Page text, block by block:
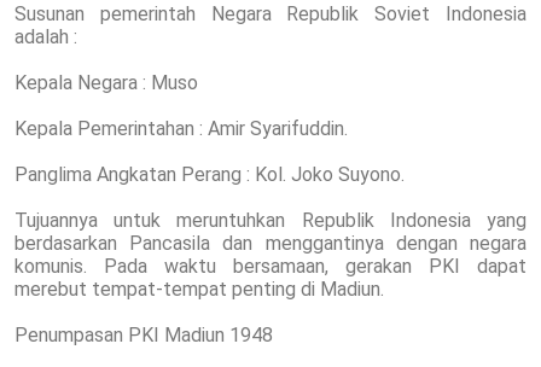
Susunan pemerintah Negara Republik Soviet Indonesia
adalah :
Kepala Negara : Muso
Kepala Pemerintahan : Amir Syarifuddin.
Panglima Angkatan Perang : Kol. Joko Suyono.
Tujuannya untuk meruntuhkan Republik Indonesia yang
berdasarkan Pancasila dan menggantinya dengan negara
komunis. Pada waktu bersamaan, gerakan PKI dapat
merebut tempat-tempat penting di Madiun.
Penumpasan PKI Madiun 1948